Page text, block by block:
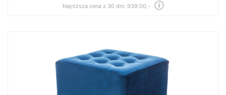
Najniższa cena z 30 dni: 939.00,-